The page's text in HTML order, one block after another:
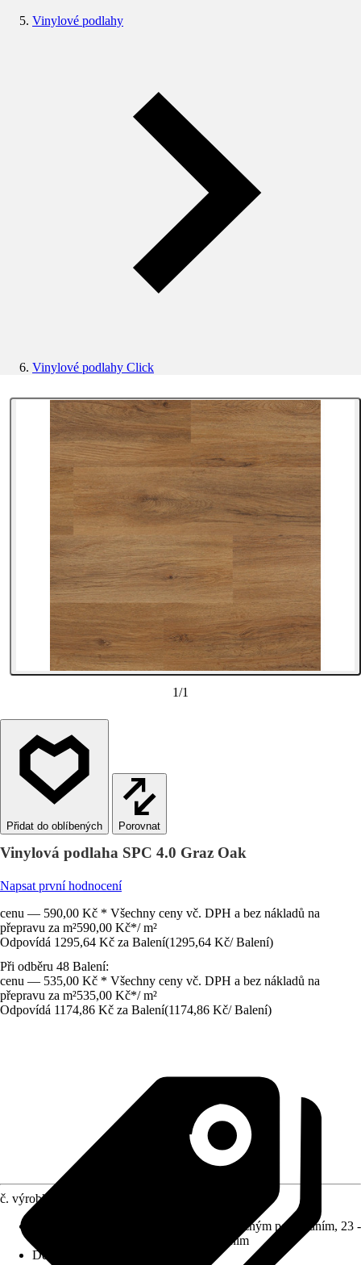
Vinylové podlahy
Vinylové podlahy Click
1/1
Porovnat
Vinylová podlaha SPC 4.0 Graz Oak
Napsat první hodnocení
cenu — 590,00 Kč * Všechny ceny vč. DPH a bez nákladů na
přepravu za m²590,00 Kč*/ m²
Odpovídá 1295,64 Kč za Balení(1295,64 Kč/ Balení)
Při odběru 48 Balení:
cenu — 535,00 Kč * Všechny ceny vč. DPH a bez nákladů na
přepravu za m²535,00 Kč*/ m²
Odpovídá 1174,86 Kč za Balení(1174,86 Kč/ Balení)
č. výrobku
32 - Komerční prostory s běžným používáním, 23 -
Obytné prostory s intenzivním používáním
Dekor / vzor